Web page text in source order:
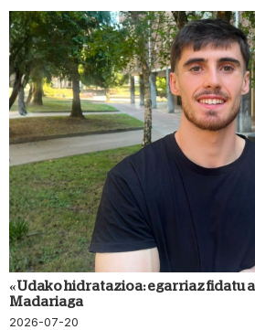
«Udako hidratazioa: egarriaz fidatu
Madariaga
2026-07-20